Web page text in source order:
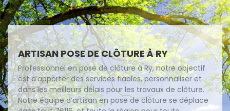
ARTISAN POSE DE CLÔTURE À RY
Professionnel en pose de clôture à Ry, notre objectif
est d’apporter des services fiables, personnaliser et
dans les meilleurs délais pour les travaux de clôture.
Notre équipe d’artisan en pose de clôture se déplace